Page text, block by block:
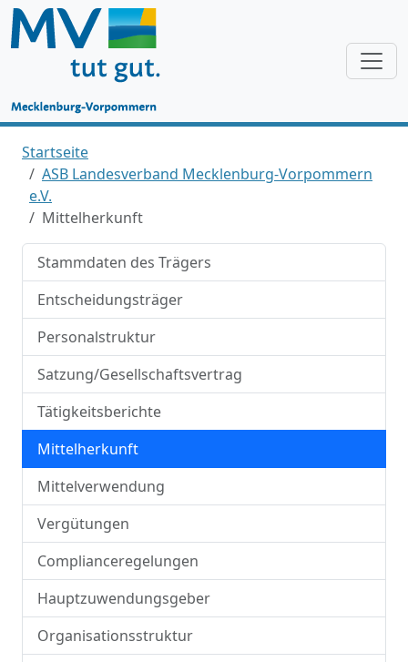
Startseite
ASB Landesverband Mecklenburg-Vorpommern
e.V.
Mittelherkunft
Stammdaten des Trägers
Entscheidungsträger
Personalstruktur
Satzung/Gesellschaftsvertrag
Tätigkeitsberichte
Mittelherkunft
Mittelverwendung
Vergütungen
Complianceregelungen
Hauptzuwendungsgeber
Organisationsstruktur